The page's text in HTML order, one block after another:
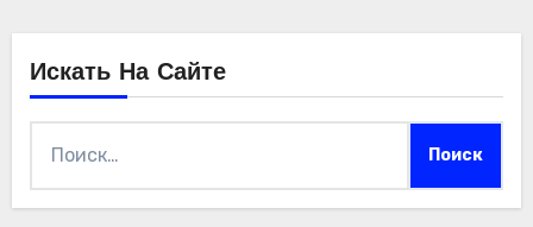
Искать На Сайте